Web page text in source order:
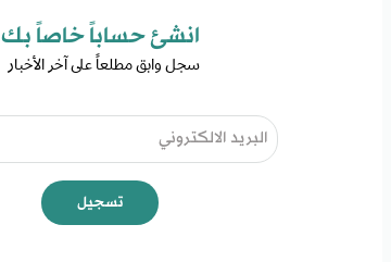
انشئ حساباً خاصاً بك​
سجل وابق مطلعاً على آخر الأخبار ​
تسجيل